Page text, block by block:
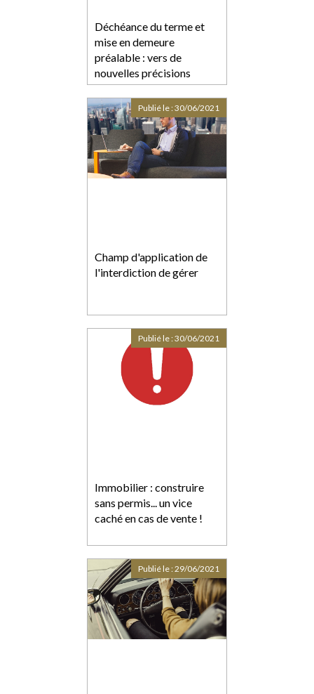
Déchéance du terme et
mise en demeure
préalable : vers de
nouvelles précisions
Champ d'application de
l'interdiction de gérer
Publié le :30/06/2021
Immobilier : construire
sans permis... un vice
caché en cas de vente !
Publié le :30/06/2021
Publié le :29/06/2021